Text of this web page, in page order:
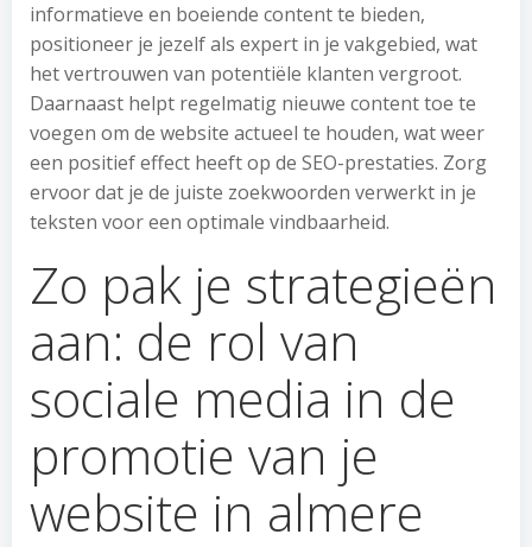
informatieve en boeiende content te bieden,
positioneer je jezelf als expert in je vakgebied, wat
het vertrouwen van potentiële klanten vergroot.
Daarnaast helpt regelmatig nieuwe content toe te
voegen om de website actueel te houden, wat weer
een positief effect heeft op de SEO-prestaties. Zorg
ervoor dat je de juiste zoekwoorden verwerkt in je
teksten voor een optimale vindbaarheid.
Zo pak je strategieën
aan: de rol van
sociale media in de
promotie van je
website in almere